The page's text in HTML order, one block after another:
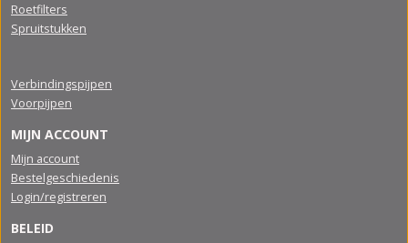
Roetfilters
Spruitstukken
Verbindingspijpen
Voorpijpen
MIJN ACCOUNT
Mijn account
Bestelgeschiedenis
Login/registreren
BELEID